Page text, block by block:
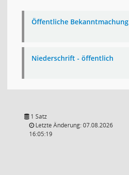
Öffentliche Bekanntmachung
Niederschrift - öffentlich
1 Satz
Letzte Änderung: 07.08.2026
16:05:19